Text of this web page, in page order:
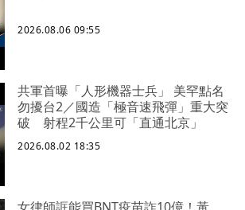
2026.08.06 09:55
共軍首曝「人形機器士兵」 美罕點名
勿擾台2／國造「極音速飛彈」重大突
破 射程2千公里可「直通北京」
2026.08.02 18:35
女律師誆能買BNT疫苗詐10億！黃